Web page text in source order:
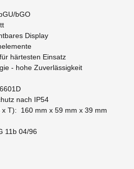
bGO
Display
härtesten Einsatz
- hohe Zuverlässigkeit
nach IP54
x T): 160 mm x 59 mm x 39 mm
11b 04/96